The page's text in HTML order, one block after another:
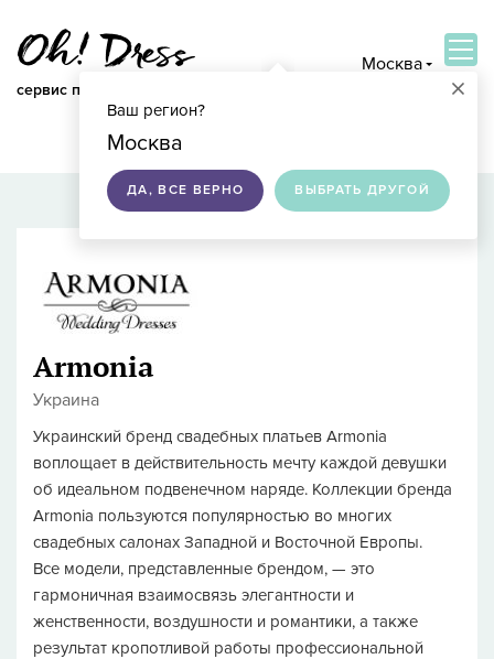
сервис по подбору свадебных платьев
Москва
×
Ваш регион?
Москва
ДА, ВСЕ ВЕРНО ВЫБРАТЬ ДРУГОЙ
Armonia
Украина
Украинский бренд свадебных платьев Armonia
воплощает в действительность мечту каждой девушки
об идеальном подвенечном наряде. Коллекции бренда
Armonia пользуются популярностью во многих
свадебных салонах Западной и Восточной Европы.
Все модели, представленные брендом, — это
гармоничная взаимосвязь элегантности и
женственности, воздушности и романтики, а также
результат кропотливой работы профессиональной